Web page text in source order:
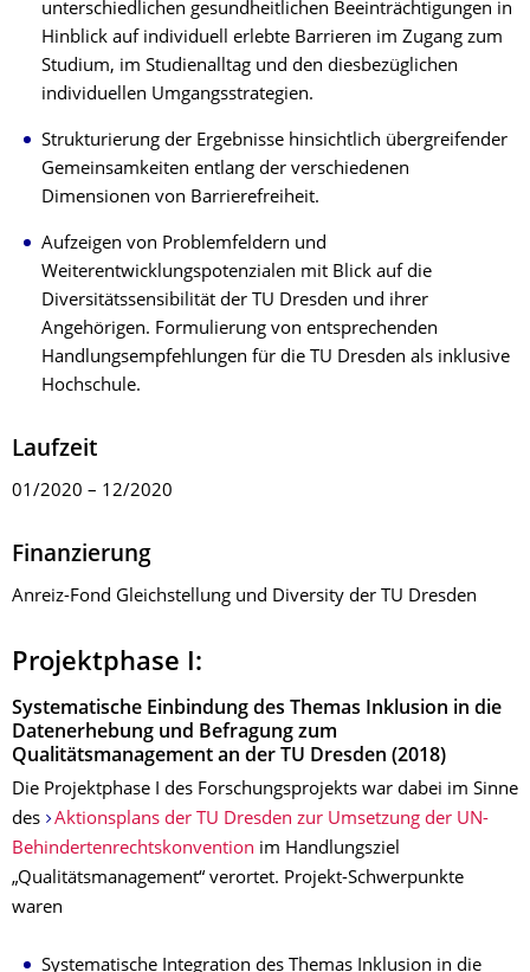
unterschiedlichen gesundheitlichen Beeinträchtigungen in
Hinblick auf individuell erlebte Barrieren im Zugang zum
Studium, im Studienalltag und den diesbezüglichen
individuellen Umgangsstrategien.
Strukturierung der Ergebnisse hinsichtlich übergreifender
Gemeinsamkeiten entlang der verschiedenen
Dimensionen von Barrierefreiheit.
Aufzeigen von Problemfeldern und
Weiterentwicklungspotenzialen mit Blick auf die
Diversitätssensibilität der TU Dresden und ihrer
Angehörigen. Formulierung von entsprechenden
Handlungsempfehlungen für die TU Dresden als inklusive
Hochschule.
Laufzeit
01/2020 – 12/2020
Finanzierung
Anreiz-Fond Gleichstellung und Diversity der TU Dresden
Projektphase I:
Systematische Einbindung des Themas Inklusion in die
Datenerhebung und Befragung zum
Qualitätsmanagement an der TU Dresden (2018)
Die Projektphase I des Forschungsprojekts war dabei im Sinne
des
Aktionsplans der TU Dresden zur Umsetzung der UN-
Behindertenrechtskonvention im Handlungsziel
„Qualitätsmanagement“ verortet. Projekt-Schwerpunkte
waren
Systematische Integration des Themas Inklusion in die